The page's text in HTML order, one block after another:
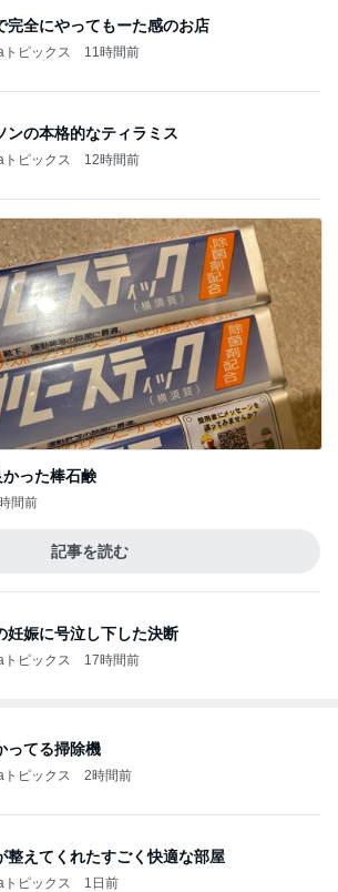
完全にやってもーた感のお店
ピックス 11時間前
ンの本格的なティラミス
ピックス 12時間前
った棒石鹸
間前
記事を読む
妊娠に号泣し下した決断
ピックス 17時間前
ってる掃除機
ピックス 2時間前
整えてくれたすごく快適な部屋
ピックス 1日前